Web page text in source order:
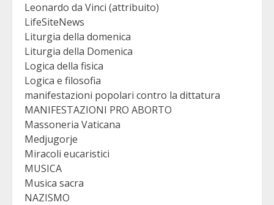
Leonardo da Vinci (attribuito)
LifeSiteNews
Liturgia della domenica
Liturgia della Domenica
Logica della fisica
Logica e filosofia
manifestazioni popolari contro la dittatura
MANIFESTAZIONI PRO ABORTO
Massoneria Vaticana
Medjugorje
Miracoli eucaristici
MUSICA
Musica sacra
NAZISMO